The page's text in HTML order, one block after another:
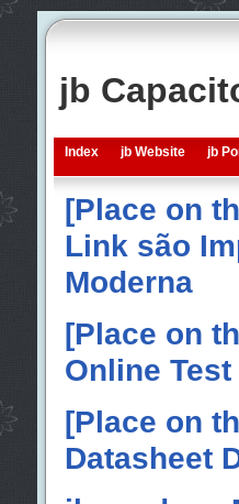
jb
Index jb Website jb
[Place on
Link são
Moderna
[Place on
Online
[Place on
Datasheet